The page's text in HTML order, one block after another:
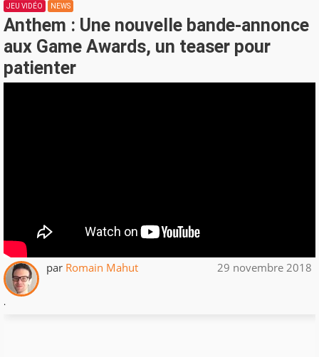
JEU VIDÉO NEWS
Anthem : Une nouvelle bande-annonce
aux Game Awards, un teaser pour
patienter
par Romain Mahut 29 novembre 2018
.